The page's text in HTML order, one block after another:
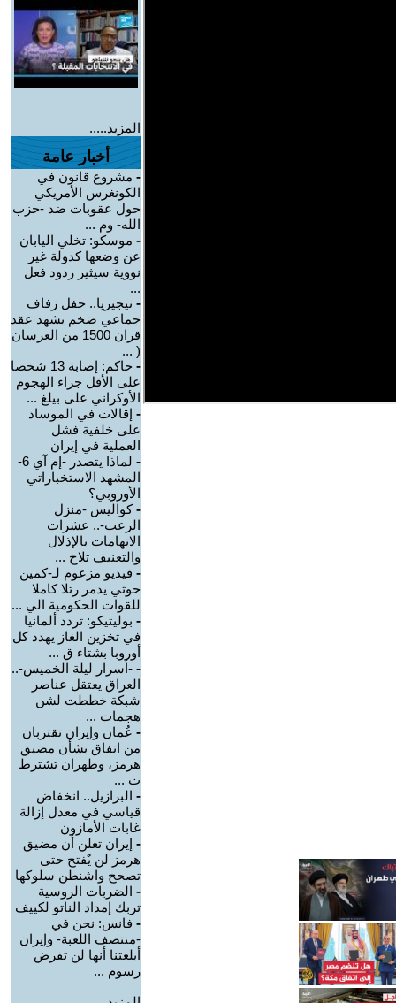
المزيد.....
أخبار عامة
- مشروع قانون في
الكونغرس الأمريكي
حول عقوبات ضد -حزب
الله- وم ...
- موسكو: تخلي اليابان
عن وضعها كدولة غير
نووية سيثير ردود فعل
...
- نيجيريا.. حفل زفاف
جماعي ضخم يشهد عقد
قران 1500 من العرسان
( ...
-
حاكم: إصابة 13 شخصا
على الأقل جراء الهجوم
الأوكراني على بيلغ ...
- إقالات في الموساد
على خلفية فشل
العملية في إيران
-
لماذا يتصدر -إم آي 6-
المشهد الاستخباراتي
الأوروبي؟
-كواليس -منزل
الرعب-.. عشرات
الاتهامات بالإذلال
والتعنيف تلاح ...
- فيديو مزعوم لـ-كمين
حوثي يدمر رتلا كاملا
للقوات الحكومية الي ...
- بوليتيكو: تردد ألمانيا
في تخزين الغاز يهدد كل
أوروبا بشتاء ق ...
- -أسرار ليلة الخميس-..
العراق يعتقل عناصر
شبكة خططت لشن
هجمات ...
- عُمان وإيران تقتربان
من اتفاق بشأن مضيق
هرمز، وطهران تشترط
ت ...
- البرازيل.. انخفاض
قياسي في معدل إزالة
غابات الأمازون
- إيران تعلن أن مضيق
هرمز لن يٌفتح حتى
تصحح واشنطن سلوكها
- الضربات الروسية
تربك إمداد الناتو لكييف
- فانس: نحن في
-منتصف اللعبة- وإيران
أبلغتنا أنها لن تفرض
رسوم ...